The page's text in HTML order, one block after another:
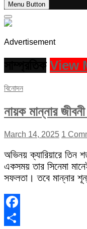
Menu Button
Advertisement
View
বিনোদন
নায়ক মান্নার
March 14, 2025 1
অভিনয় ক্যারিয়ারে তিন
একসময় তার সিনেমা
সফলতা। তবে মান্নার
Facebook